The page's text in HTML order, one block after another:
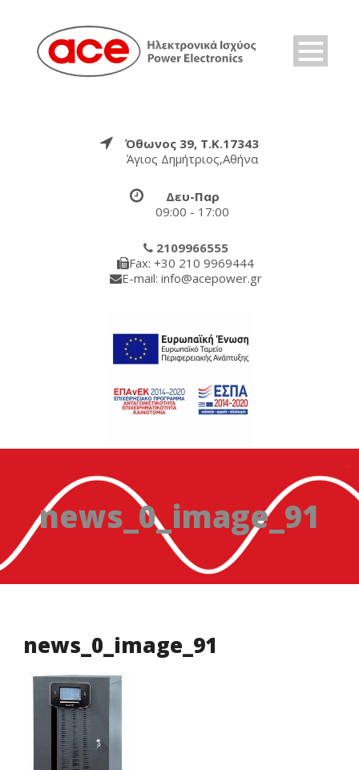
Όθωνος 39, Τ.Κ.17343
Άγιος Δημήτριος,Αθήνα
Δευ-Παρ
09:00 - 17:00
2109966555
Fax: +30 210 9969444
E-mail: info@acepower.gr
news_0_image_91
news_0_image_91